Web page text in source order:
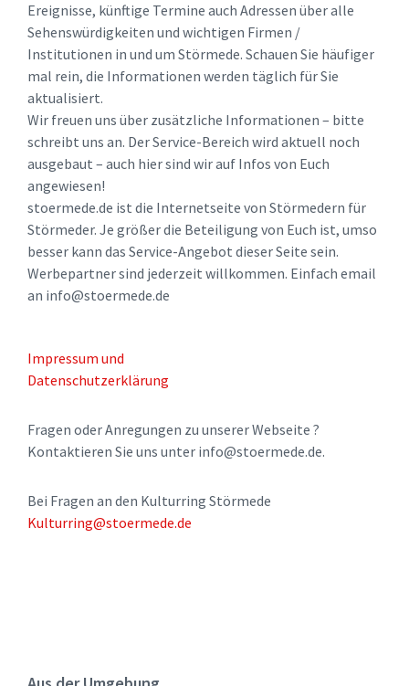
Ereignisse, künftige Termine auch Adressen über alle
Sehenswürdigkeiten und wichtigen Firmen /
Institutionen in und um Störmede. Schauen Sie häufiger
mal rein, die Informationen werden täglich für Sie
aktualisiert.
Wir freuen uns über zusätzliche Informationen – bitte
schreibt uns an. Der Service-Bereich wird aktuell noch
ausgebaut – auch hier sind wir auf Infos von Euch
angewiesen!
stoermede.de ist die Internetseite von Störmedern für
Störmeder. Je größer die Beteiligung von Euch ist, umso
besser kann das Service-Angebot dieser Seite sein.
Werbepartner sind jederzeit willkommen. Einfach email
an info@stoermede.de
Impressum und
Datenschutzerklärung
Fragen oder Anregungen zu unserer Webseite ?
Kontaktieren Sie uns unter info@stoermede.de.
Bei Fragen an den Kulturring Störmede
Kulturring@stoermede.de